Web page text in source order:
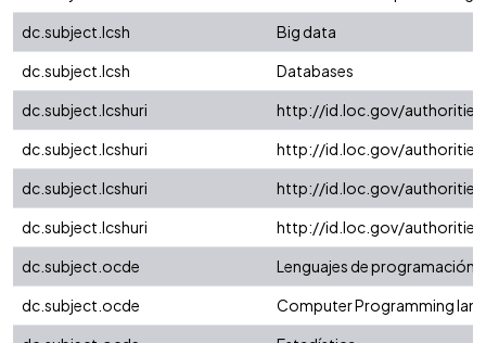
dc.subject.lcsh
Big data
dc.subject.lcsh
Databases
dc.subject.lcshuri
http://id.loc.gov/
dc.subject.lcshuri
http://id.loc.gov/
dc.subject.lcshuri
http://id.loc.gov/
dc.subject.lcshuri
http://id.loc.gov/
dc.subject.ocde
Lenguajes de programación
dc.subject.ocde
Computer Programming